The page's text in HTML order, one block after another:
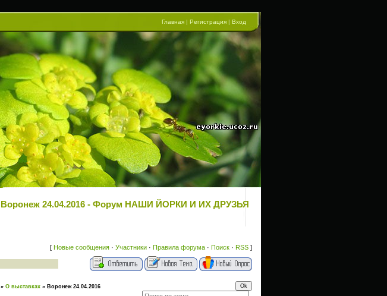
Главная | Регистрация | Вход
Воронеж 24.04.2016 - Форум НАШИ ЙОРКИ И ИХ ДРУЗЬЯ
[ Новые сообщения · Участники · Правила форума · Поиск · RSS ]
» О выставках » Воронеж 24.04.2016